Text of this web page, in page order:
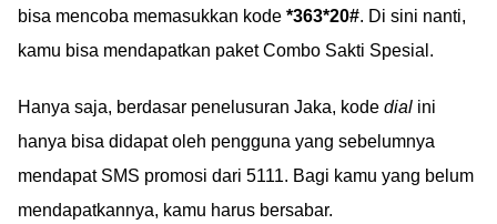
bisa mencoba memasukkan kode *363*20#. Di sini nanti,
kamu bisa mendapatkan paket Combo Sakti Spesial.
Hanya saja, berdasar penelusuran Jaka, kode dial ini
hanya bisa didapat oleh pengguna yang sebelumnya
mendapat SMS promosi dari 5111. Bagi kamu yang belum
mendapatkannya, kamu harus bersabar.